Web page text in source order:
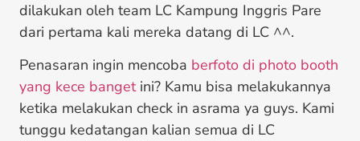
dilakukan oleh team LC Kampung Inggris Pare
dari pertama kali mereka datang di LC ^^.
Penasaran ingin mencoba berfoto di photo booth
yang kece bangetini? Kamu bisa melakukannya
ketika melakukan check in asrama ya guys. Kami
tunggu kedatangan kalian semua di LC